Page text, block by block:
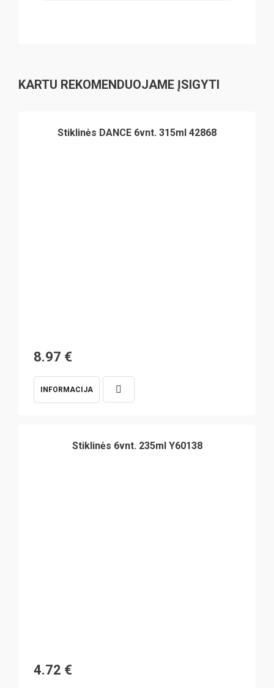
KARTU REKOMENDUOJAME ĮSIGYTI
Stiklinės DANCE 6vnt. 315ml 42868
8.97 €
INFORMACIJA
Stiklinės 6vnt. 235ml Y60138
4.72 €